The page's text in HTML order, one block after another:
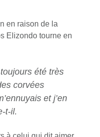
en raison de la
Elizondo tourne en
été très
corvées
et j’en
t-il.